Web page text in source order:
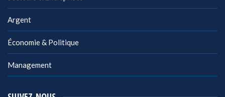
Argent
Économie & Politique
Management